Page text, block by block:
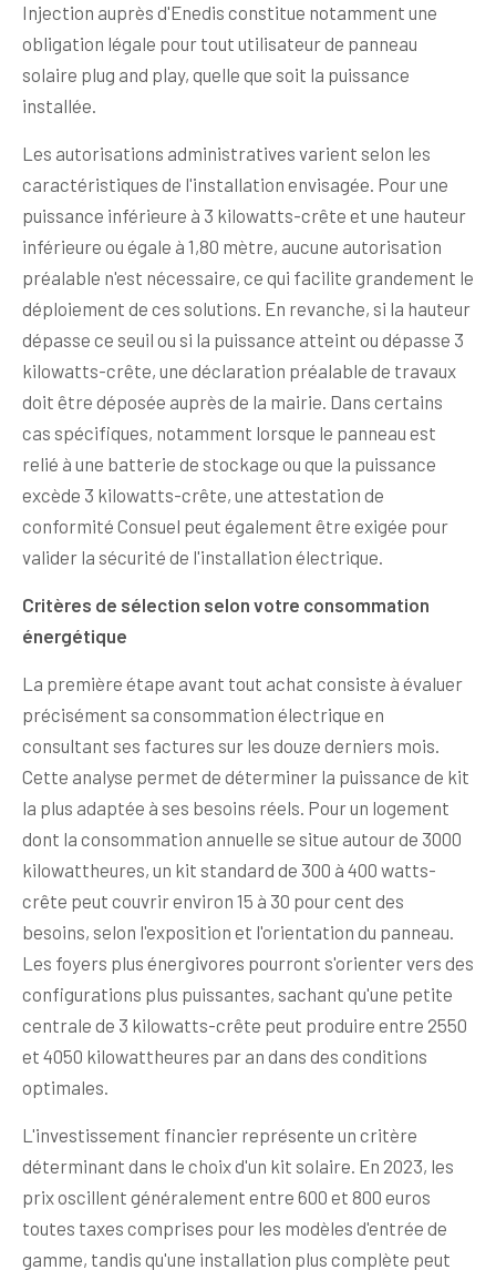
Injection auprès d'Enedis constitue notamment une
obligation légale pour tout utilisateur de panneau
solaire plug and play, quelle que soit la puissance
installée.
Les autorisations administratives varient selon les
caractéristiques de l'installation envisagée. Pour une
puissance inférieure à 3 kilowatts-crête et une hauteur
inférieure ou égale à 1,80 mètre, aucune autorisation
préalable n'est nécessaire, ce qui facilite grandement le
déploiement de ces solutions. En revanche, si la hauteur
dépasse ce seuil ou si la puissance atteint ou dépasse 3
kilowatts-crête, une déclaration préalable de travaux
doit être déposée auprès de la mairie. Dans certains
cas spécifiques, notamment lorsque le panneau est
relié à une batterie de stockage ou que la puissance
excède 3 kilowatts-crête, une attestation de
conformité Consuel peut également être exigée pour
valider la sécurité de l'installation électrique.
Critères de sélection selon votre consommation
énergétique
La première étape avant tout achat consiste à évaluer
précisément sa consommation électrique en
consultant ses factures sur les douze derniers mois.
Cette analyse permet de déterminer la puissance de kit
la plus adaptée à ses besoins réels. Pour un logement
dont la consommation annuelle se situe autour de 3000
kilowattheures, un kit standard de 300 à 400 watts-
crête peut couvrir environ 15 à 30 pour cent des
besoins, selon l'exposition et l'orientation du panneau.
Les foyers plus énergivores pourront s'orienter vers des
configurations plus puissantes, sachant qu'une petite
centrale de 3 kilowatts-crête peut produire entre 2550
et 4050 kilowattheures par an dans des conditions
optimales.
L'investissement financier représente un critère
déterminant dans le choix d'un kit solaire. En 2023, les
prix oscillent généralement entre 600 et 800 euros
toutes taxes comprises pour les modèles d'entrée de
gamme, tandis qu'une installation plus complète peut